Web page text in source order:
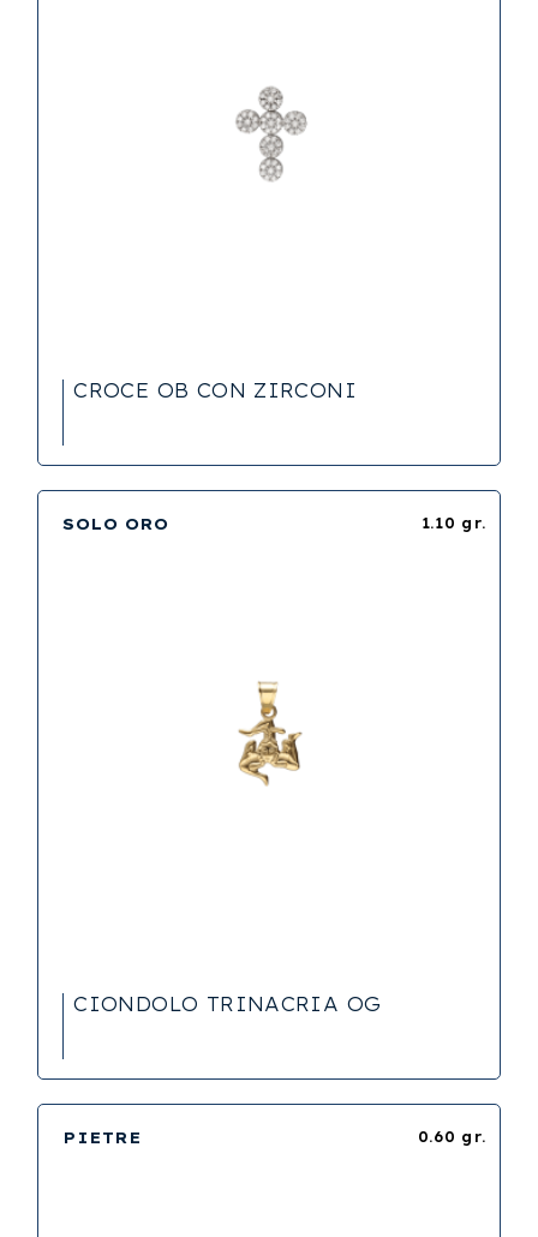
CROCE OB CON ZIRCONI
1.10 gr.
SOLO ORO
CIONDOLO TRINACRIA OG
0.60 gr.
PIETRE